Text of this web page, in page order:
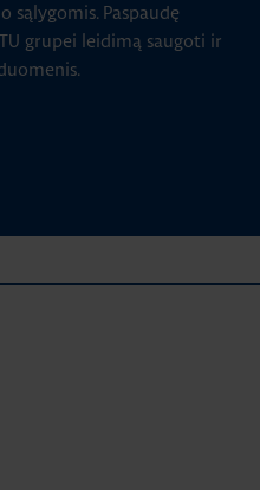
sąlygomis. Paspaudę
grupei leidimą saugoti ir